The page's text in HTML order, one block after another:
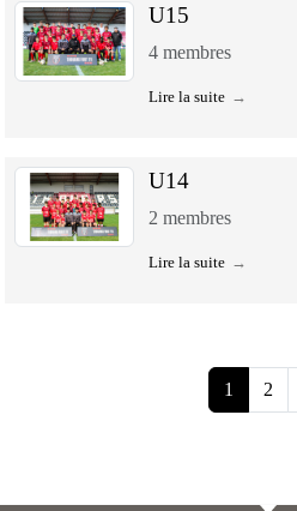
U15
4 membres
Lire la suite
U14
2 membres
Lire la suite
1 2